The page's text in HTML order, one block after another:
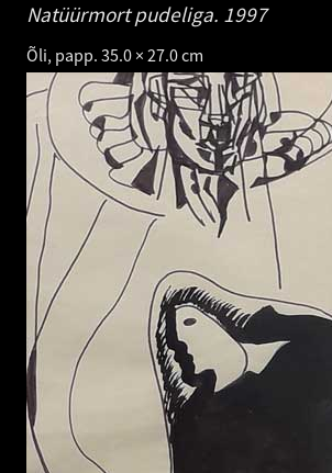
Natüürmort pudeliga. 1997
Õli, papp. 35.0 × 27.0 cm